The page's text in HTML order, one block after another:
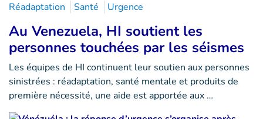
Réadaptation Santé Urgence
Au Venezuela, HI soutient les
personnes touchées par les séismes
Les équipes de HI continuent leur soutien aux personnes
sinistrées : réadaptation, santé mentale et produits de
première nécessité, une aide est apportée aux …